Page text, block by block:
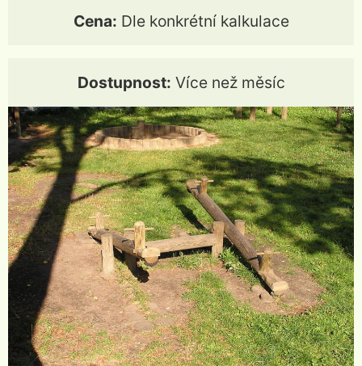
Cena: Dle konkrétní kalkulace
Dostupnost: Více než měsíc